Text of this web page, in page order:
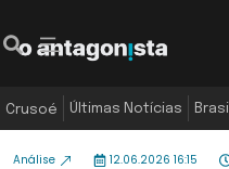
Crusoé Últimas Notícias Brasil
Análise 12.06.2026 16:15